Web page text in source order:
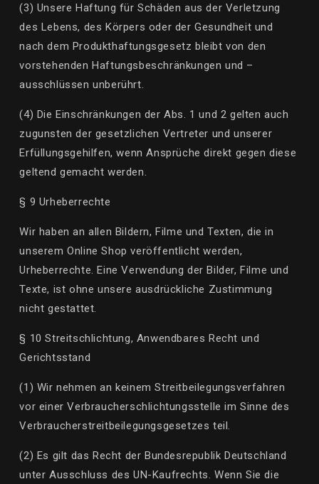
(3) Unsere Haftung für Schäden aus der Verletzung
des Lebens, des Körpers oder der Gesundheit und
nach dem Produkthaftungsgesetz bleibt von den
vorstehenden Haftungsbeschränkungen und –
ausschlüssen unberührt.
(4) Die Einschränkungen der Abs. 1 und 2 gelten auch
zugunsten der gesetzlichen Vertreter und unserer
Erfüllungsgehilfen, wenn Ansprüche direkt gegen diese
geltend gemacht werden.
§ 9 Urheberrechte
Wir haben an allen Bildern, Filme und Texten, die in
unserem Online Shop veröffentlicht werden,
Urheberrechte. Eine Verwendung der Bilder, Filme und
Texte, ist ohne unsere ausdrückliche Zustimmung
nicht gestattet.
§ 10 Streitschlichtung, Anwendbares Recht und
Gerichtsstand
(1) Wir nehmen an keinem Streitbeilegungsverfahren
vor einer Verbraucherschlichtungsstelle im Sinne des
Verbraucherstreitbeilegungsgesetzes teil.
(2) Es gilt das Recht der Bundesrepublik Deutschland
unter Ausschluss des UN-Kaufrechts. Wenn Sie die